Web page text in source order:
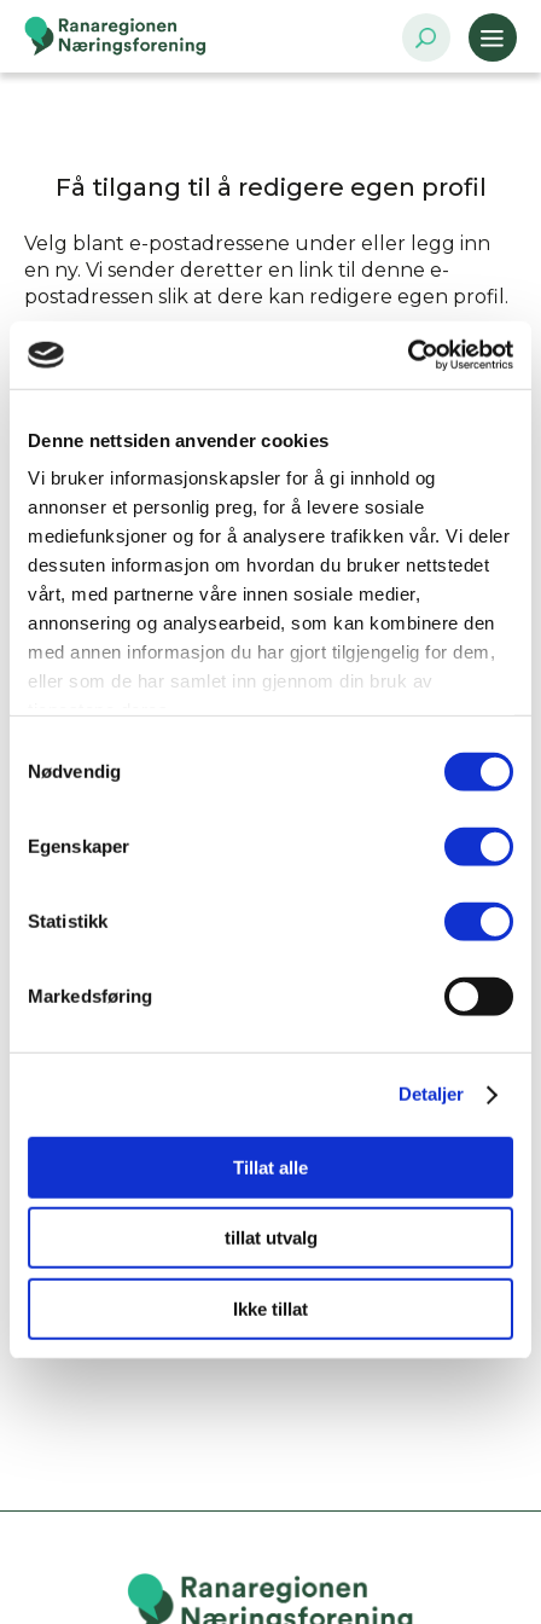
Denne nettsiden anvender cookies
Vi bruker informasjonskapsler for å gi innhold og
annonser et personlig preg, for å levere sosiale
mediefunksjoner og for å analysere trafikken vår. Vi deler
dessuten informasjon om hvordan du bruker nettstedet
vårt, med partnerne våre innen sosiale medier,
annonsering og analysearbeid, som kan kombinere den
med annen informasjon du har gjort tilgjengelig for dem,
eller som de har samlet inn gjennom din bruk av
Nødvendig
Egenskaper
Statistikk
Markedsføring
Detaljer
Tillat alle
tillat utvalg
Ikke tillat
Få tilgang til å redigere egen profil
Velg blant e-postadressene under eller legg inn
en ny. Vi sender deretter en link til denne e-
postadressen slik at dere kan redigere egen profil.
Send tilgang til
Annen - Skriv inn e-postadresse selv
SEND